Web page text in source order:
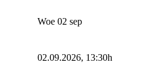
Woe 02 sep
02.09.2026, 13:30h